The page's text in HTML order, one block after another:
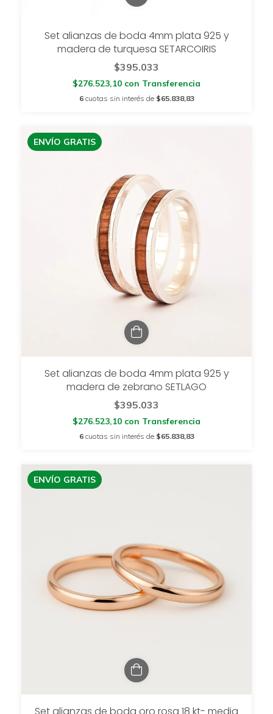
Set alianzas de boda 4mm plata 925 y
madera de turquesa SETARCOIRIS
$395.033
$276.523,10 con Transferencia
6 cuotas sin interés de $65.838,83
ENVÍO GRATIS
Set alianzas de boda 4mm plata 925 y
madera de zebrano SETLAGO
$395.033
$276.523,10 con Transferencia
6 cuotas sin interés de $65.838,83
ENVÍO GRATIS